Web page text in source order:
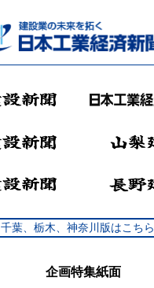
千葉、栃木、神奈川版はこちら
企画特集紙面